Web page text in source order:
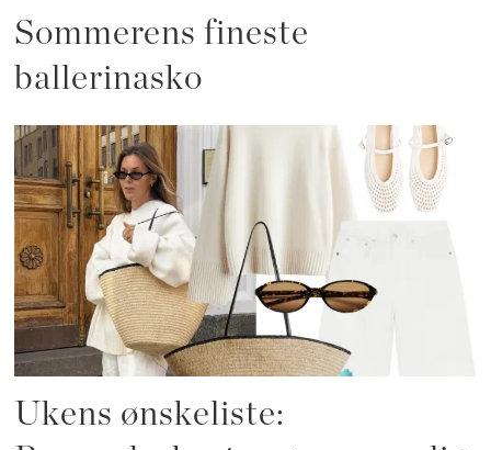
Sommerens fineste
ballerinasko
Ukens ønskeliste: